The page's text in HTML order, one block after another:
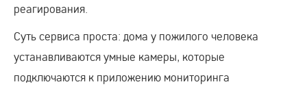
реагирования.
Суть сервиса проста: дома у пожилого человека
устанавливаются умные камеры, которые
подключаются к приложению мониторинга